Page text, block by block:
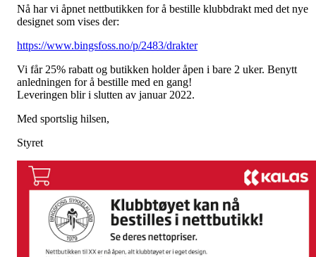
Nå har vi åpnet nettbutikken for å bestille klubbdrakt med det nye
designet som vises der:
https://www.bingsfoss.no/p/2483/drakter
Vi får 25% rabatt og butikken holder åpen i bare 2 uker. Benytt
anledningen for å bestille med en gang!
Leveringen blir i slutten av januar 2022.
Med sportslig hilsen,
Styret